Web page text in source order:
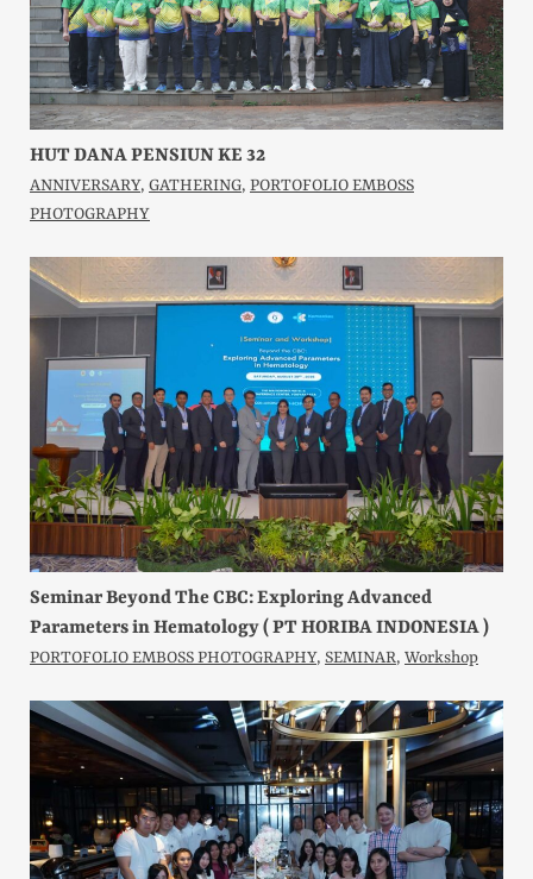
HUT DANA PENSIUN KE 32
ANNIVERSARY, GATHERING, PORTOFOLIO EMBOSS
PHOTOGRAPHY
Seminar Beyond The CBC: Exploring Advanced
Parameters in Hematology ( PT HORIBA INDONESIA )
PORTOFOLIO EMBOSS PHOTOGRAPHY, SEMINAR, Workshop